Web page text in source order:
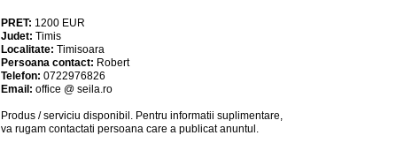
PRET: 1200 EUR
Judet: Timis
Localitate: Timisoara
Persoana contact: Robert
Telefon: 0722976826
Email: office @ seila.ro
Produs / serviciu disponibil . Pentru informatii suplimentare,
va rugam contactati persoana care a publicat anuntul.